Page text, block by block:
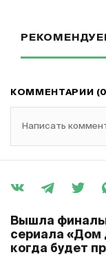
КОММЕНТАРИИ
Написать
Вышла
сериала «Дом
когда будет